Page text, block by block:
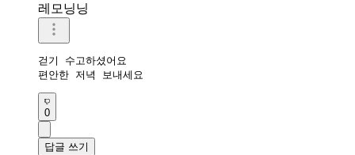
레모닝닝
걷기 수고하셨어요
편안한 저녁 보내세요
0
답글 쓰기